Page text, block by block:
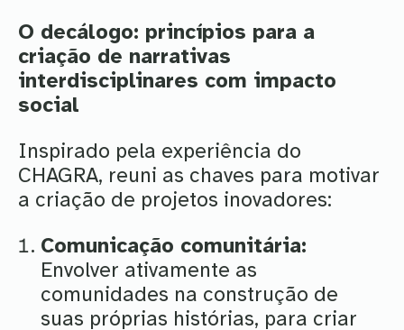
O decálogo: princípios para a
criação de narrativas
interdisciplinares com impacto
social
Inspirado pela experiência do
CHAGRA, reuni as chaves para motivar
a criação de projetos inovadores:
Comunicação comunitária:
Envolver ativamente as
comunidades na construção de
suas próprias histórias, para criar